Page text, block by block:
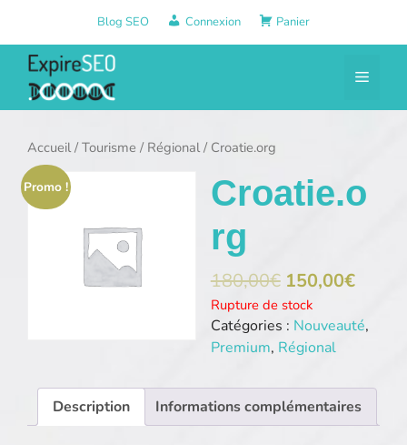
contenu
Blog SEO Connexion Panier
Menu
Accueil/Tourisme / Régional/ Croatie.org
Promo !
Croatie.o
rg
180,00€ 150,00€
Rupture de stock
Catégories : Nouveauté,
Premium, Régional
Description Informations complémentaires